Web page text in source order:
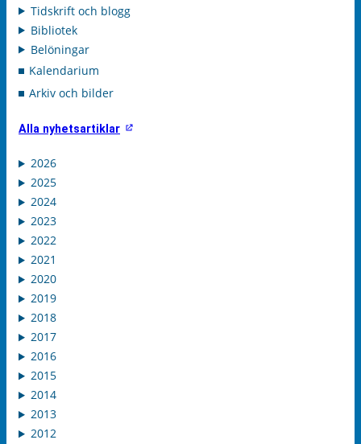
Tidskrift och blogg
Bibliotek
Belöningar
Kalendarium
Arkiv och bilder
Alla nyhetsartiklar
2026
2025
2024
2023
2022
2021
2020
2019
2018
2017
2016
2015
2014
2013
2012